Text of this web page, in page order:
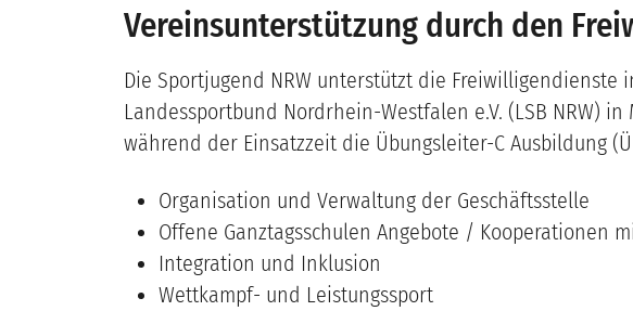
Vereinsunterstützung durch den
Die Sportjugend NRW unterstützt die
Landessportbund Nordrhein-Westfalen e.V. (LSB NRW)
während der Einsatzzeit die Übungsleiter-C Ausbildung
Organisation und Verwaltung der Geschäftsstelle
Offene Ganztagsschulen Angebote / Kooperationen
Integration und Inklusion
Wettkampf- und Leistungssport